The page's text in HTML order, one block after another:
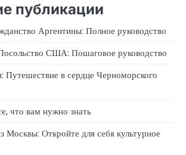
публикации
Аргентины: Полное руководство
США: Пошаговое руководство
Путешествие в сердце Черноморского
что вам нужно знать
Откройте для себя культурное